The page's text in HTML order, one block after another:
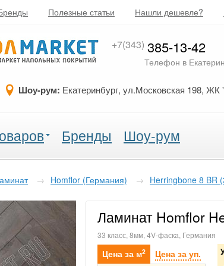
Полезные статьи Нашли дешевле?
+7(343) 385-13-42
Телефон в
Шоу-рум: Екатеринбург, ул.Московская 198, ЖК
Бренды Шоу-рум
→ Homflor (Германия) → Herringbone 8 BR
Ламинат Homflor
33 класс, 8мм, 4V-фаска, Германия
Цена за м2 Цена за уп.